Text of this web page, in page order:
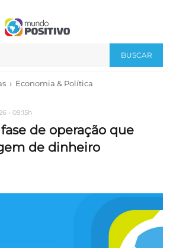
BUSCAR
› Economia & Política
- 09:15h
de operação que
de dinheiro